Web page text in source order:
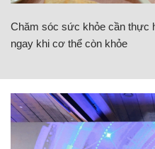
Chăm sóc sức khỏe cần thực
ngay khi cơ thể còn khỏe